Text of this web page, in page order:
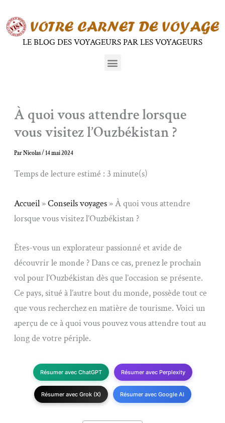
au
contenuLE BLOG DES VOYAGEURS PAR LES VOYAGEURS
Menu
À quoi vous attendre lorsque
vous visitez l’Ouzbékistan ?
ParNicolas/14 mai 2024
Temps de lecture estimé : 3 minute(s)
Accueil»Conseils voyages»À quoi vous attendre
lorsque vous visitez l’Ouzbékistan ?
Êtes-vous un explorateur passionné et avide de
découvrir le monde ? Dans ce cas, prenez le prochain
vol pour l’Ouzbékistan dès que l’occasion se présente.
Ce pays, situé à l’autre bout du monde, possède tout ce
que vous recherchez en matière de tourisme. Voici un
aperçu de ce à quoi vous pouvez vous attendre tout au
long de votre périple.
Résumer avec ChatGPT Résumer avec Perplexity
Résumer avec Grok (X) Résumer avec Google AI